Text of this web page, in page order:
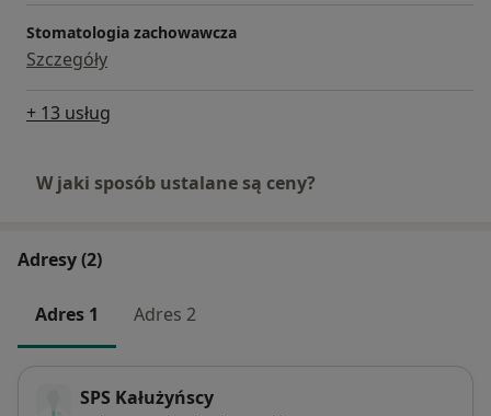
Stomatologia zachowawcza
Szczegóły
+ 13 usług
W jaki sposób ustalane są ceny?
Adresy (2)
Adres 1 Adres 2
SPS Kałużyńscy